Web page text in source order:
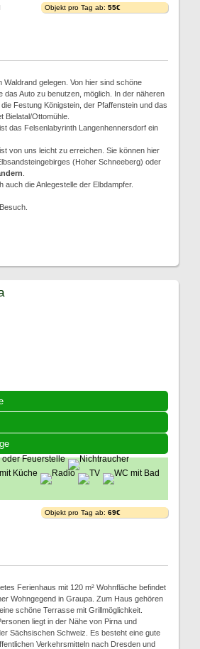
Objekt pro Tag ab: 55€
Waldrand gelegen. Von hier sind schöne
das Auto zu benutzen, möglich. In der näheren
Festung Königstein, der Pfaffenstein und das
Bielatal/Ottomühle.
das Felsenlabyrinth Langenhennersdorf ein
von uns leicht zu erreichen. Sie können hier
(Hoher Schneeberg) oder
auch die Anlegestelle der Elbdampfer.
Objekt pro Tag ab: 69€
Ferienhaus mit 120 m² Wohnfläche befindet
Wohngegend in Graupa. Zum Haus gehören
schöne Terrasse mit Grillmöglichkeit.
liegt in der Nähe von Pirna und
Sächsischen Schweiz. Es besteht eine gute
Verkehrsmitteln nach Dresden und